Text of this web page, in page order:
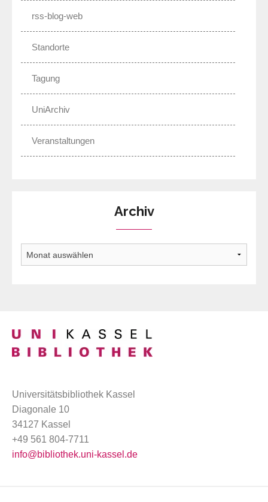
rss-blog-web
Standorte
Tagung
UniArchiv
Veranstaltungen
Archiv
Universitätsbibliothek Kassel
Diagonale 10
34127 Kassel
+49 561 804-7711
info@bibliothek.uni-kassel.de